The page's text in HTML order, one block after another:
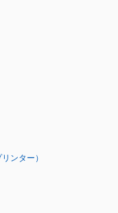
ンター）